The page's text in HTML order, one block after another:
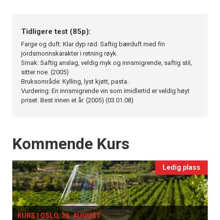
Tidligere test (85p):
Farge og duft: Klar dyp rød. Saftig bærduft med fin
jordsmonnskarakter i retning røyk.
Smak: Saftig anslag, veldig myk og innsmigrende, saftig stil,
sitter noe. (2005)
Bruksområde: Kylling, lyst kjøtt, pasta.
Vurdering: En innsmigrende vin som imidlertid er veldig høyt
priset. Best innen et år. (2005) (03.01.08)
Events
Kommende Kurs
Ledig plass
KURS I OSLO, 26. AUGUST